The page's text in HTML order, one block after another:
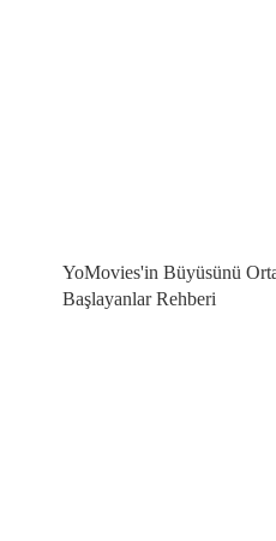
YoMovies'in Büyüsünü
Başlayanlar Rehberi